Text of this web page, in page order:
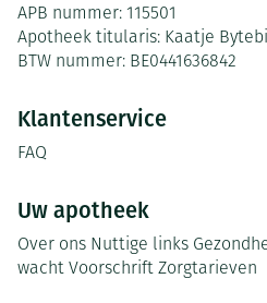
APB nummer: 115501
Apotheek titularis: Kaatje
BTW nummer: BE0441636842
Klantenservice
FAQ
Uw apotheek
Over ons Nuttige links
wacht Voorschrift Zorgtarieven